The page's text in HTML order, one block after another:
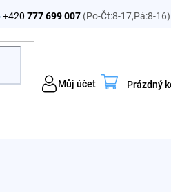
+420777 699 007 (Po-Čt:8-17,Pá:8-16)
Můj účet
Nákupní
Prázdný